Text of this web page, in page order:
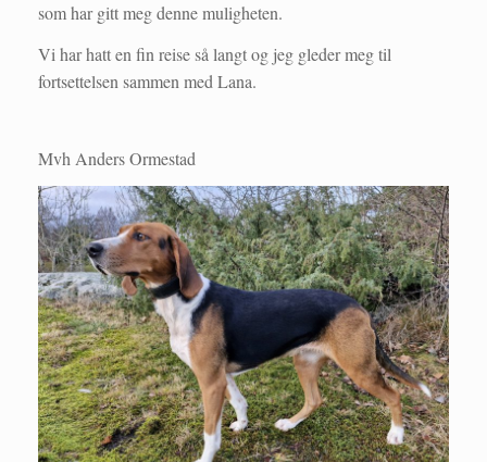
som har gitt meg denne muligheten.
Vi har hatt en fin reise så langt og jeg gleder meg til
fortsettelsen sammen med Lana.
Mvh Anders Ormestad